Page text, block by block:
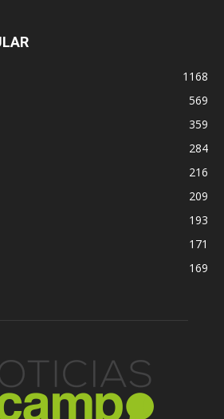
1168
569
359
284
216
209
193
171
169